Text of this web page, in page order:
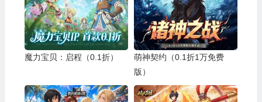
魔力宝贝：启程（0.1折）
萌神契约（0.1折1万免费
版）